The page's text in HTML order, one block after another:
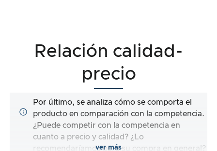
Relación calidad-
precio
Por último, se analiza cómo se comporta el
producto en comparación con la competencia.
¿Puede competir con la competencia en
cuanto a precio y calidad? ¿Lo
recomendaríamos para su compra en general?
ver más